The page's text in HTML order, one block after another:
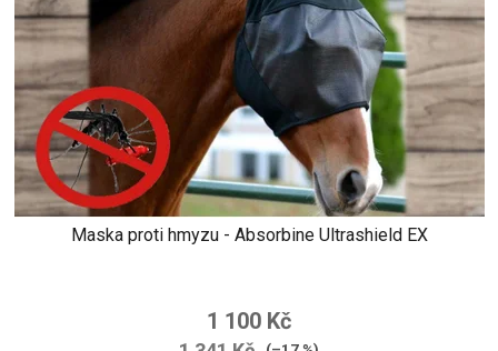
Maska proti hmyzu - Absorbine Ultrashield EX
hodnocení
produktu
1 100 Kč